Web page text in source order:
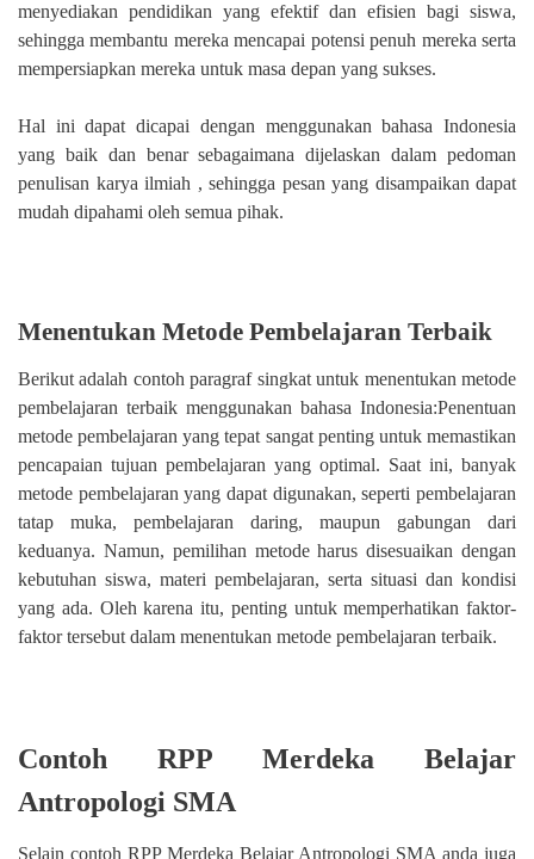
menyediakan pendidikan yang efektif dan efisien bagi siswa,
sehingga membantu mereka mencapai potensi penuh mereka serta
mempersiapkan mereka untuk masa depan yang sukses.
Hal ini dapat dicapai dengan menggunakan bahasa Indonesia
yang baik dan benar sebagaimana dijelaskan dalam pedoman
penulisan karya ilmiah , sehingga pesan yang disampaikan dapat
mudah dipahami oleh semua pihak.
Menentukan Metode Pembelajaran Terbaik
Berikut adalah contoh paragraf singkat untuk menentukan metode
pembelajaran terbaik menggunakan bahasa Indonesia:Penentuan
metode pembelajaran yang tepat sangat penting untuk memastikan
pencapaian tujuan pembelajaran yang optimal. Saat ini, banyak
metode pembelajaran yang dapat digunakan, seperti pembelajaran
tatap muka, pembelajaran daring, maupun gabungan dari
keduanya. Namun, pemilihan metode harus disesuaikan dengan
kebutuhan siswa, materi pembelajaran, serta situasi dan kondisi
yang ada. Oleh karena itu, penting untuk memperhatikan faktor-
faktor tersebut dalam menentukan metode pembelajaran terbaik.
Contoh RPP Merdeka Belajar
Antropologi SMA
Selain contoh RPP Merdeka Belajar Antropologi SMA anda juga